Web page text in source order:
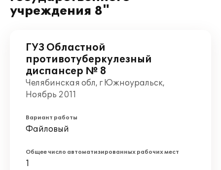
учреждения 8"
ГУЗ Областной
противотуберкулезный
диспансер № 8
Челябинская обл, г Южноуральск,
Ноябрь 2011
Вариант работы
Файловый
Общее число автоматизированных рабочих мест
1